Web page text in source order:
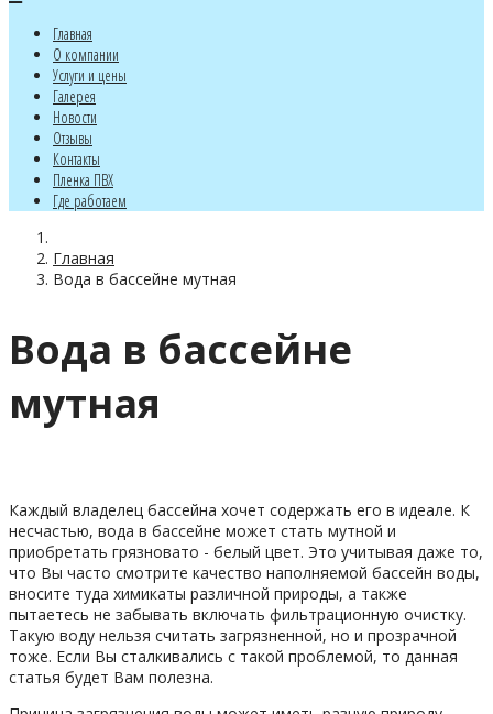
Главная
О компании
Услуги и цены
Галерея
Новости
Отзывы
Контакты
Пленка ПВХ
Где работаем
Главная
Вода в бассейне мутная
Вода в бассейне
мутная
Каждый владелец бассейна хочет содержать его в идеале. К
несчастью, вода в бассейне может стать мутной и
приобретать грязновато - белый цвет. Это учитывая даже то,
что Вы часто смотрите качество наполняемой бассейн воды,
вносите туда химикаты различной природы, а также
пытаетесь не забывать включать фильтрационную очистку.
Такую воду нельзя считать загрязненной, но и прозрачной
тоже. Если Вы сталкивались с такой проблемой, то данная
статья будет Вам полезна.